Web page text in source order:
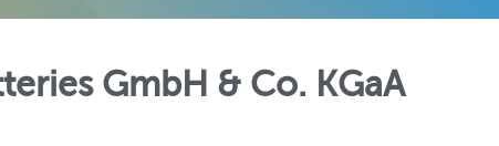
GmbH & Co. KGaA